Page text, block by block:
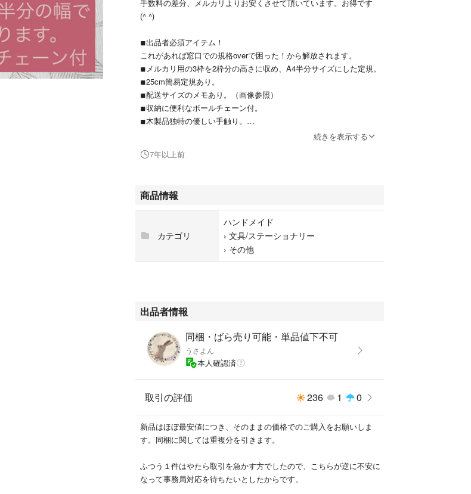
手数料の差分、メルカリよりお安くさせて頂いています。お得です
(^ ^)
◾︎出品者必須アイテム！
これがあれば窓口での規格overで困った！から解放されます。
◾︎メルカリ用の3枠を2枠分の高さに収め、A4半分サイズにした定規。
◾︎25cm簡易定規あり。
◾︎配送サイズのメモあり。（画像参照）
◾︎収納に便利なボールチェーン付。
◾︎木製品独特の優しい手触り。
のを使っています。
［サイズ］幅28cm 高さ9cm
［材質］MDF 2.5mm厚
★計測できる厚さ★
・2.5cm ネコポス
※ネコポスの2.5cm枠を抜いた1/3cmの定規も出品者ページにありま
［配送について］
＊ラクマパックへの変更は追加送料+65円で承ります。ご購入前にコ
メントください。
＊レーザープリンタで宛名印刷しておりますので、雨にぬれても迷子
［FAQ］
Q:MDFってなんですか？
A: 木材の一種で細かい繊維を固めたものです。よく家具の背板などに
使われる素材です。
市販の定規程度の強度があります。折れる時は踏みつけたり、しなっ
続きを表示する
7年以上前
商品情報
カテゴリ
ハンドメイド
› 文具/ステーショナリー
› その他
出品者情報
同梱・ばら売り可能・単品値下不可
うさよん
本人確認済
取引の評価 236 1 0
新品はほぼ最安値につき、そのままの価格でのご購入をお願いしま
す。同梱に関しては重複分を引きます。
ふつう１件はやたら取引を急かす方でしたので、こちらが逆に不安に
なって事務局対応を待ちたいとしたからです。